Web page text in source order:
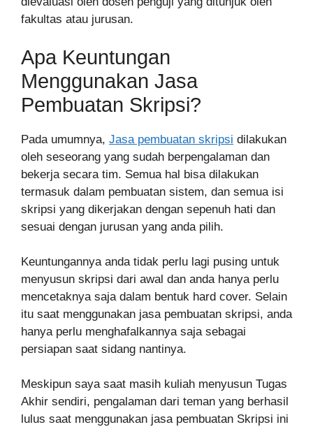
fakultas atau jurusan.
Apa Keuntungan
Menggunakan Jasa
Pembuatan Skripsi?
Pada umumnya, Jasa pembuatan skripsi dilakukan
oleh seseorang yang sudah berpengalaman dan
bekerja secara tim. Semua hal bisa dilakukan
termasuk dalam pembuatan sistem, dan semua isi
skripsi yang dikerjakan dengan sepenuh hati dan
sesuai dengan jurusan yang anda pilih.
Keuntungannya anda tidak perlu lagi pusing untuk
menyusun skripsi dari awal dan anda hanya perlu
mencetaknya saja dalam bentuk hard cover. Selain
itu saat menggunakan jasa pembuatan skripsi, anda
hanya perlu menghafalkannya saja sebagai
persiapan saat sidang nantinya.
Meskipun saya saat masih kuliah menyusun Tugas
Akhir sendiri, pengalaman dari teman yang berhasil
lulus saat menggunakan jasa pembuatan Skripsi ini